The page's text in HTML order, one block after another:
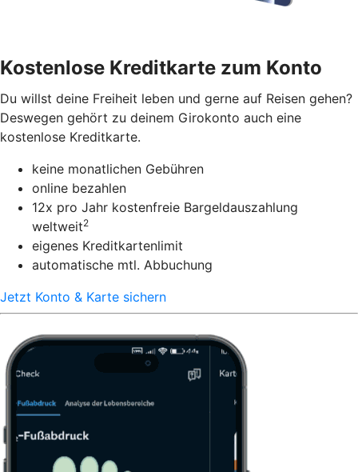
Kostenlose Kreditkarte zum Konto
Du willst deine Freiheit leben und gerne auf Reisen gehen?
Deswegen gehört zu deinem Girokonto auch eine
kostenlose Kreditkarte.
keine monatlichen Gebühren
online bezahlen
12x pro Jahr kostenfreie Bargeldauszahlung
weltweit2
eigenes Kreditkartenlimit
automatische mtl. Abbuchung
Jetzt Konto & Karte sichern